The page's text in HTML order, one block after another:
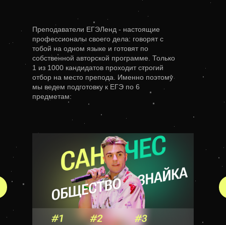
Преподаватели ЕГЭЛенд - настоящие
профессионалы своего дела: говорят с
тобой на одном языке и готовят по
собственной авторской программе. Только
1 из 1000 кандидатов проходит строгий
отбор на место препода. Именно поэтому
мы ведем подготовку к ЕГЭ по 6
предметам: